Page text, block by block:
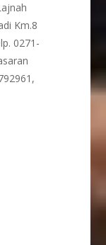
Km.8
0271-